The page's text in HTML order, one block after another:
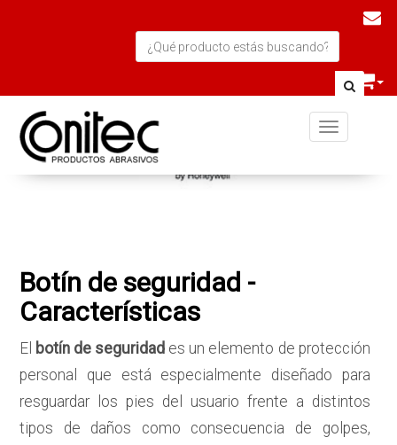
Toggle
Botín de seguridad -
Características
El botín de seguridad es un elemento de protección
personal que está especialmente diseñado para
resguardar los pies del usuario frente a distintos
tipos de daños como consecuencia de golpes,